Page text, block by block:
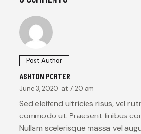
Post Author
ASHTON PORTER
June 3, 2020 at 7:20 am
Sed eleifend ultricies risus, vel
commodo ut. Praesent finibus
Nullam scelerisque massa vel